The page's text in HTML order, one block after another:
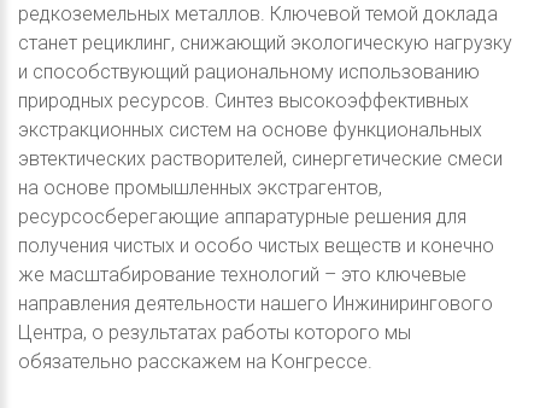
редкоземельных металлов. Ключевой темой доклада
станет рециклинг, снижающий экологическую нагрузку
и способствующий рациональному использованию
природных ресурсов. Синтез высокоэффективных
экстракционных систем на основе функциональных
эвтектических растворителей, синергетические смеси
на основе промышленных экстрагентов,
ресурсосберегающие аппаратурные решения для
получения чистых и особо чистых веществ и конечно
же масштабирование технологий – это ключевые
направления деятельности нашего Инжинирингового
Центра, о результатах работы которого мы
обязательно расскажем на Конгрессе.